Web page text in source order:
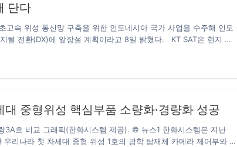
단다
고속 위성 통신망 구축을 위한 인도네시아 국가 사업을 수주해 인도
털 전환(DX)에 앞장설 계획이라고 8일 밝혔다. KT SAT은 현지 위
Service Obligation) 사업을 수주했다. 보편적 통신서비스는
의 전략을 수립해 인도네시아…
중형위성 핵심부품 소량화·경량화 성공
3A호 비교 그래픽(한화시스템 제공). © 뉴스1 한화시스템은 지난
우리나라 첫 차세대 중형 위성 1호의 광학 탑재체 카메라 제어부와 초